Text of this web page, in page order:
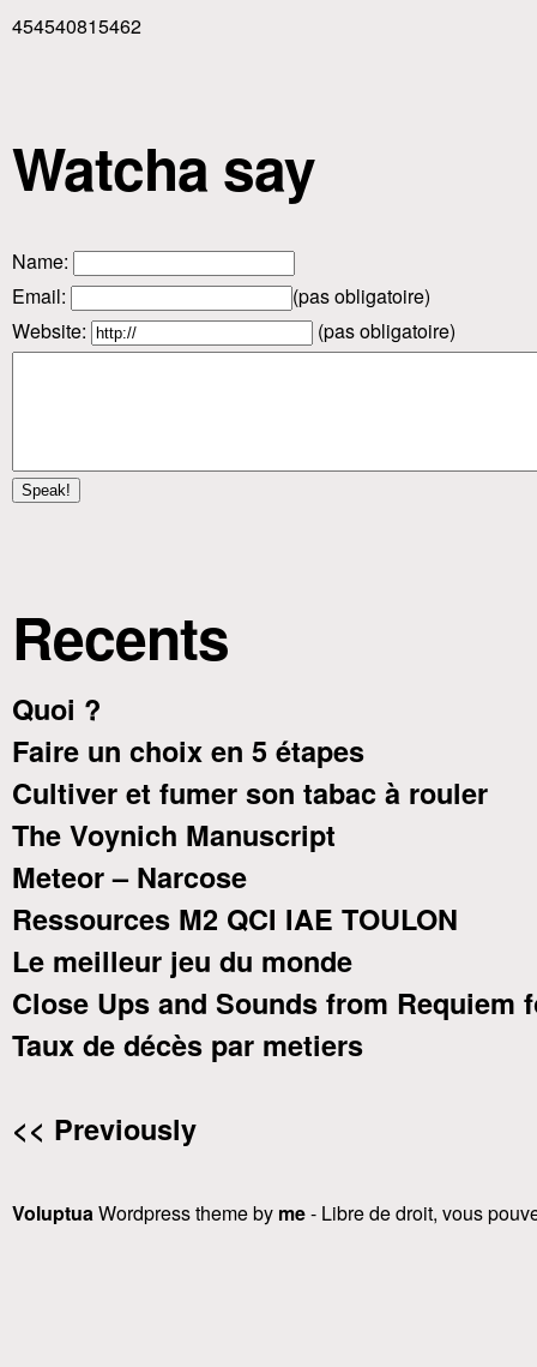
454540815462
Watcha say
Name:
Email:
(pas obligatoire)
Website:
(pas obligatoire)
Recents
Quoi ?
Faire un choix en 5 étapes
Cultiver et fumer son tabac à rouler
The Voynich Manuscript
Meteor – Narcose
Ressources M2 QCI IAE TOULON
Le meilleur jeu du monde
Close Ups and Sounds from Requiem
Taux de décès par metiers
<< Previously
VoluptuaWordpress theme by me- Libre de droit, vous